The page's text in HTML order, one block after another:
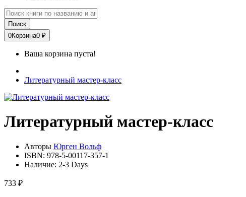
Поиск
0Корзина0 ₽
Ваша корзина пуста!
Литературный мастер-класс
Литературный мастер-класс
Авторы Юрген Вольф
ISBN: 978-5-00117-357-1
Наличие: 2-3 Days
733 ₽